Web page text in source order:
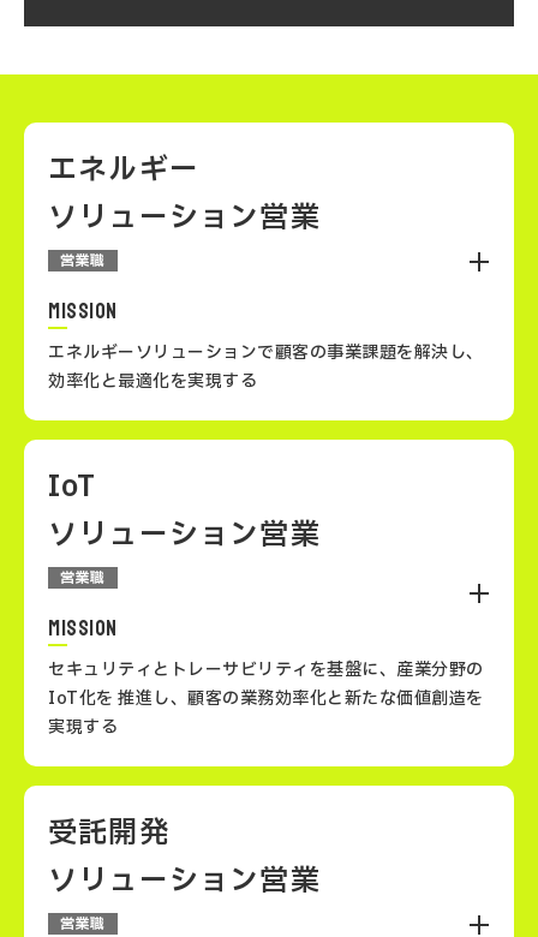
03 事業を主導。
マーケティング知識
プレゼンテーション力
交渉力
ビジネス分析力
長期的な信頼構築力
エネルギー
ソリューション営業
営業職
MISSION
エネルギーソリューションで顧客の事業課題を解決し、
効率化と最適化を実現する
エネルギーソリューション営業は、エネルギー関連の課
題に取り組む顧客に対し、NEMOS（エネルギー管理シ
ステム）などを活用して効率化や最適化を実現する提案
型営業です。持続可能なエネルギー利用をサポートする
IoT
ソリューション営業
営業職
MISSION
セキュリティとトレーサビリティを基盤に、産業分野の
IoT化を 推進し、顧客の業務効率化と新たな価値創造を
実現する
IoTソリューション営業は、工場、医療、建設、農業な
ど多岐にわたる産業分野において、セキュリティとトレ
ーサビリティを重視したIoTシステムの導入を提案しま
す。これにより、街づくりを支える産業のIoT化を推進
受託開発
ソリューション営業
営業職